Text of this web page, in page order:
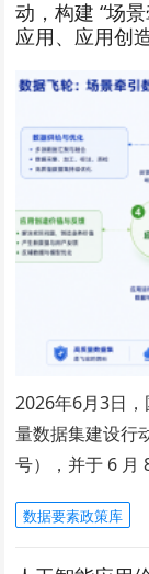
动，构建 “场
应用、应用创
2026年6月3日
量数据集建设行
号），并于 6 月
数据要素政策库